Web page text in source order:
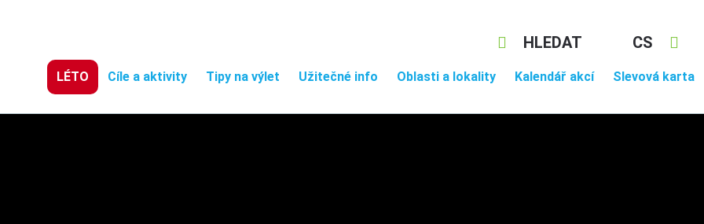
CS
HLEDAT
LÉTO Cíle a aktivity Tipy na výlet Užitečné info Oblasti a lokality Kalendář akcí Slevová karta